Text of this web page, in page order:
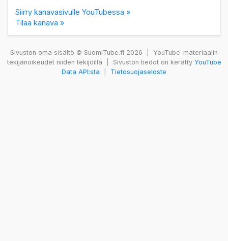
Siirry kanavasivulle YouTubessa »
Tilaa kanava »
Sivuston oma sisältö © SuomiTube.fi 2026
YouTube-materiaalin
tekijänoikeudet niiden tekijöillä
Sivuston tiedot on kerätty YouTube
Data API:sta
Tietosuojaseloste